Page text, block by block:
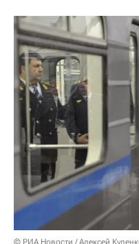
© РИА Новости / Алексей